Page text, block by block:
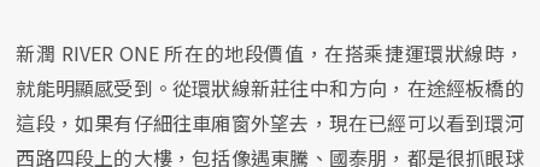
新潤 RIVER ONE 所在的地段價值，在搭乘捷運環狀線時，
就能明顯感受到。從環狀線新莊往中和方向，在途經板橋的
這段，如果有仔細往車廂窗外望去，現在已經可以看到環河
西路四段上的大樓，包括像遇東騰、國泰朋，都是很抓眼球